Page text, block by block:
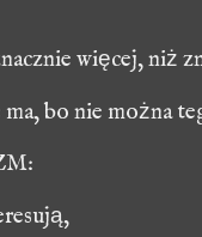
więcej, niż
bo nie można
,